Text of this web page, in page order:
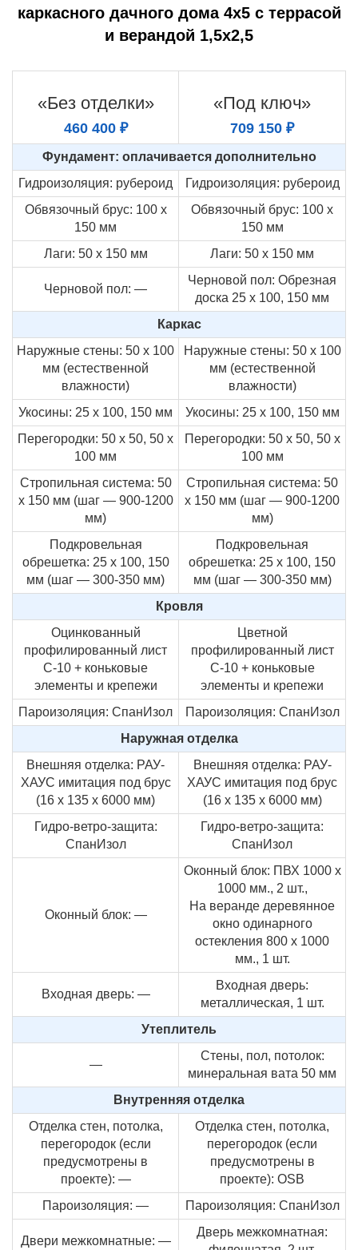
каркасного дачного дома 4х5 с террасой
и верандой 1,5х2,5
«Без отделки»
460 400 ₽
«Под ключ»
709 150 ₽
Фундамент: оплачивается дополнительно
Гидроизоляция: рубероид
Гидроизоляция: рубероид
Обвязочный брус: 100 х
150 мм
Обвязочный брус: 100 х
150 мм
Лаги: 50 х 150 мм
Лаги: 50 х 150 мм
Черновой пол: —
Черновой пол: Обрезная
доска 25 х 100, 150 мм
Каркас
Наружные стены: 50 х 100
мм (естественной
влажности)
Наружные стены: 50 х 100
мм (естественной
влажности)
Укосины: 25 х 100, 150 мм
Укосины: 25 х 100, 150 мм
Перегородки: 50 х 50, 50 х
100 мм
Перегородки: 50 х 50, 50 х
100 мм
Стропильная система: 50
х 150 мм (шаг — 900-1200
мм)
Стропильная система: 50
х 150 мм (шаг — 900-1200
мм)
Подкровельная
обрешетка: 25 х 100, 150
мм (шаг — 300-350 мм)
Подкровельная
обрешетка: 25 х 100, 150
мм (шаг — 300-350 мм)
Кровля
Оцинкованный
профилированный лист
С-10 + коньковые
элементы и крепежи
Цветной
профилированный лист
С-10 + коньковые
элементы и крепежи
Пароизоляция: СпанИзол
Пароизоляция: СпанИзол
Наружная отделка
Внешняя отделка: РАУ-
ХАУС имитация под брус
(16 х 135 х 6000 мм)
Внешняя отделка: РАУ-
ХАУС имитация под брус
(16 х 135 х 6000 мм)
Гидро-ветро-защита:
СпанИзол
Гидро-ветро-защита:
СпанИзол
Оконный блок: —
Оконный блок: ПВХ 1000 х
1000 мм., 2 шт.,
На веранде деревянное
окно одинарного
остекления 800 х 1000
мм., 1 шт.
Входная дверь: —
Входная дверь:
металлическая, 1 шт.
Утеплитель
—
Стены, пол, потолок:
минеральная вата 50 мм
Внутренняя отделка
Отделка стен, потолка,
перегородок (если
предусмотрены в
проекте): —
Отделка стен, потолка,
перегородок (если
предусмотрены в
проекте): OSB
Пароизоляция: —
Пароизоляция: СпанИзол
Двери межкомнатные: —
Дверь межкомнатная: